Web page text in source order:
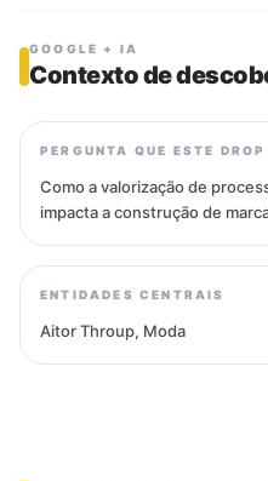
GOOGLE + IA
Contexto de
PERGUNTA QUE ESTE DROP
Como a valorização de
impacta a construção de
ENTIDADES CENTRAIS
Aitor Throup, Moda